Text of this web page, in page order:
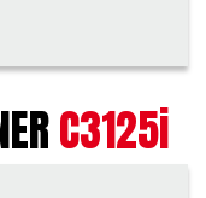
C3125i